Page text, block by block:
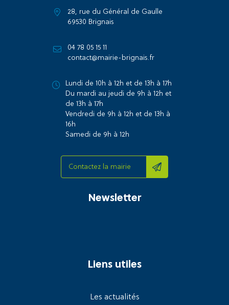
28, rue du Général de Gaulle
69530 Brignais
04 78 05 15 11
contact@mairie-brignais.fr
Lundi de 10h à 12h et de 13h à 17h
Du mardi au jeudi de 9h à 12h et
de 13h à 17h
Vendredi de 9h à 12h et de 13h à
16h
Samedi de 9h à 12h
Contactez la mairie
Newsletter
Liens utiles
Les actualités